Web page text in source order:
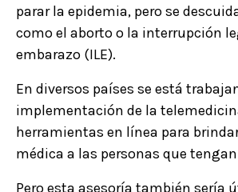
parar la epidemia, pero se
como el aborto o la interrupción
embarazo (ILE).
En diversos países se está
implementación de la
herramientas en línea para
médica a las personas que
Pero esta asesoría también sería